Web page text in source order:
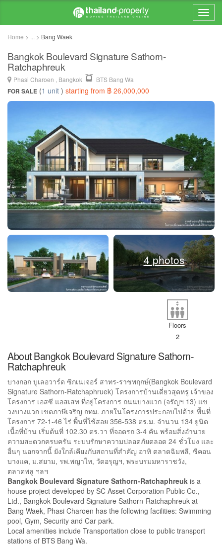
Home > ... > Bang Waek
Bangkok Boulevard Signature Sathorn-
Ratchaphreuk
Phasi Charoen , Bangkok BTS Bang Wa
FOR SALE (1 unit ) starting from ฿ 26,000,000
4 photos
Floors
2
About Bangkok Boulevard Signature Sathorn-
Ratchaphreuk
บางกอก บูเลอวาร์ด ซิกเนเจอร์ สาทร-ราชพฤกษ์(Bangkok Boulevard
Signature Sathorn-Ratchaphruek) โครงการบ้านเดี่ยวสุดหรู เจ้าของ
โครงการ เอสซี แอสเสท ที่อยู่โครงการ ถนนบางแวก (จรัญฯ 13) แข
วงบางแวก เขตภาษีเจริญ กทม. ภายในโครงการประกอบไปด้วย พื้นที่
โครงการ 72-1-46 ไร่ พื้นที่ใช้สอย 356-538 ตร.ม. จำนวน 134 ยูนิต
เนื้อที่บ้าน เริ่มต้นที่ 102.30 ตร.วา ที่จอดรถ 3-4 คัน พร้อมสิ่งอำนวย
ความสะดวกครบครัน ระบบรักษาความปลอดภัยตลอด 24 ชั่วโมง และ
อื่นๆ นอกจากนี้ ยังใกล้เคียงกับสถานที่สำคัญ อาทิ ตลาดฉิมพลี, ซีคอน
บางแค, ม.สยาม, รพ.พญาไท, วัดอรุญฯ, พระบรมมหาราชวัง,
ตลาดพลู ฯลฯ
Bangkok Boulevard Signature Sathorn-Ratchaphreuk is a
house project developed by SC Asset Corporation Public Co.,
Ltd., Bangkok Boulevard Signature Sathorn-Ratchaphreuk at
Bang Waek, Phasi Charoen has the following facilities: Swimming
pool, Gym, Security and Car park.
Local amenities include Transportation close to public transport
stations of BTS Bang Wa.